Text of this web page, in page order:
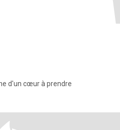
d'un cœur à prendre